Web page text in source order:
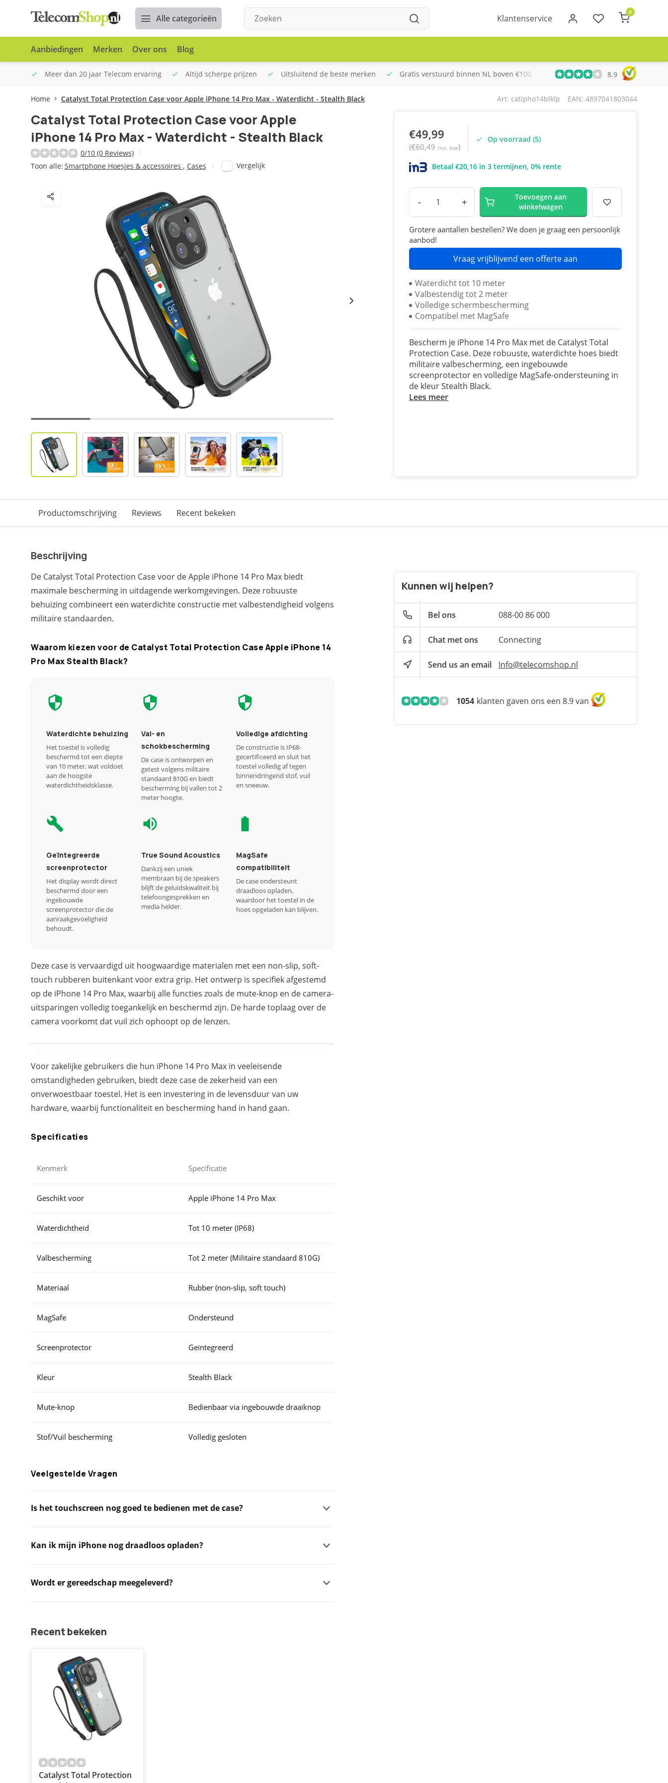
Alle categorieën Klantenservice
0
Aanbiedingen Merken Over ons Blog
Meer dan 20 jaar Telecom ervaring Altijd scherpe prijzen Uitsluitend de beste merken Gratis verstuurd binnen NL boven €100 Meer dan 20 jaar Telecom
8.9
Home Catalyst Total Protection Case voor Apple iPhone 14 Pro Max - Waterdicht - Stealth Black Art: catipho14blklp EAN: 4897041803044
Catalyst Total Protection Case voor Apple
iPhone 14 Pro Max - Waterdicht - Stealth Black
0/10 (0 Reviews)
Toon alle: Smartphone Hoesjes & accessoires , Cases Vergelijk
€49,99
(€60,49 Incl. btw)
Op voorraad (5)
Betaal €20,16 in 3 termijnen, 0% rente
- +
Toevoegen aan
winkelwagen
Grotere aantallen bestellen? We doen je graag een persoonlijk
aanbod!
Vraag vrijblijvend een offerte aan
Waterdicht tot 10 meter
Valbestendig tot 2 meter
Volledige schermbescherming
Compatibel met MagSafe
Bescherm je iPhone 14 Pro Max met de Catalyst Total
Protection Case. Deze robuuste, waterdichte hoes biedt
militaire valbescherming, een ingebouwde
screenprotector en volledige MagSafe-ondersteuning in
de kleur Stealth Black.
Lees meer
Productomschrijving Reviews Recent bekeken
Beschrijving
De Catalyst Total Protection Case voor de Apple iPhone 14 Pro Max biedt
maximale bescherming in uitdagende werkomgevingen. Deze robuuste
behuizing combineert een waterdichte constructie met valbestendigheid volgens
militaire standaarden.
Waarom kiezen voor de Catalyst Total Protection Case Apple iPhone 14
Pro Max Stealth Black?
Waterdichte behuizing
Het toestel is volledig
beschermd tot een diepte
van 10 meter, wat voldoet
aan de hoogste
waterdichtheidsklasse.
Val- en
schokbescherming
De case is ontworpen en
getest volgens militaire
standaard 810G en biedt
bescherming bij vallen tot 2
meter hoogte.
Volledige afdichting
De constructie is IP68-
gecertificeerd en sluit het
toestel volledig af tegen
binnendringend stof, vuil
en sneeuw.
Geïntegreerde
screenprotector
Het display wordt direct
beschermd door een
ingebouwde
screenprotector die de
aanraakgevoeligheid
behoudt.
True Sound Acoustics
Dankzij een uniek
membraan bij de speakers
blijft de geluidskwaliteit bij
telefoongesprekken en
media helder.
MagSafe
compatibiliteit
De case ondersteunt
draadloos opladen,
waardoor het toestel in de
hoes opgeladen kan blijven.
Deze case is vervaardigd uit hoogwaardige materialen met een non-slip, soft-
touch rubberen buitenkant voor extra grip. Het ontwerp is specifiek afgestemd
op de iPhone 14 Pro Max, waarbij alle functies zoals de mute-knop en de camera-
uitsparingen volledig toegankelijk en beschermd zijn. De harde toplaag over de
camera voorkomt dat vuil zich ophoopt op de lenzen.
Voor zakelijke gebruikers die hun iPhone 14 Pro Max in veeleisende
omstandigheden gebruiken, biedt deze case de zekerheid van een
onverwoestbaar toestel. Het is een investering in de levensduur van uw
hardware, waarbij functionaliteit en bescherming hand in hand gaan.
Specificaties
Kenmerk Specificatie
Geschikt voor Apple iPhone 14 Pro Max
Waterdichtheid Tot 10 meter (IP68)
Valbescherming Tot 2 meter (Militaire standaard 810G)
Materiaal Rubber (non-slip, soft touch)
MagSafe Ondersteund
Screenprotector Geïntegreerd
Kleur Stealth Black
Mute-knop Bedienbaar via ingebouwde draaiknop
Stof/Vuil bescherming Volledig gesloten
Veelgestelde Vragen
Is het touchscreen nog goed te bedienen met de case?
Kan ik mijn iPhone nog draadloos opladen?
Wordt er gereedschap meegeleverd?
Kunnen wij helpen?
Bel ons 088-00 86 000
Chat met ons Connecting
Send us an email Info@telecomshop.nl
1054 klanten gaven ons een 8.9 van
Recent bekeken
Catalyst Total Protection